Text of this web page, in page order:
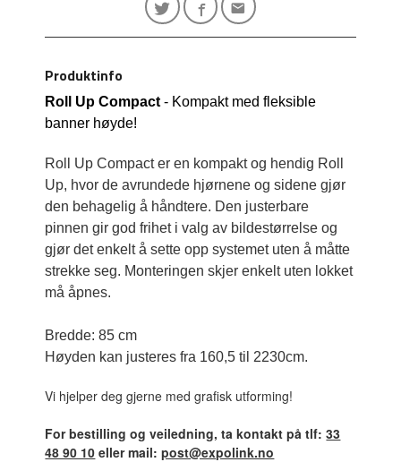
Produktinfo
Roll Up Compact - Kompakt med fleksible
banner høyde!
Roll Up Compact er en kompakt og hendig Roll
Up, hvor de ​​avrundede hjørnene og sidene gjør
den behagelig å håndtere. Den justerbare
pinnen gir god frihet i valg av bildestørrelse og
gjør det enkelt å sette opp systemet uten å måtte
strekke seg. Monteringen skjer enkelt uten lokket
må åpnes.
Bredde: 85 cm
Høyden kan justeres fra 160,5 til 2230cm.
Vi hjelper deg gjerne med grafisk utforming!
For bestilling og veiledning, ta kontakt på tlf:33
48 90 10 eller mail:post@expolink.no